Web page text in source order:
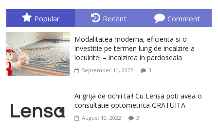
ori o provocare. Idei inedite, cadouri
originale, le puteti avea la Giftspot.ro,
alegere buna, Oglinda de baie cu mărire
și iluminare LED
February 20, 2026 0
un corp sanatos si armonios dezvoltat,
cu Flexor Fitness-dispozitiv pentru
Popular Recent Comment
Modalitatea moderna, eficienta si o
investitie pe termen lung de incalzire a
locuintei – incalzirea in pardoseala
September 14, 2022 3
Ai grija de ochii tai! Cu Lensa poti avea o
consultatie optometrica GRATUITA
August 10, 2022 3